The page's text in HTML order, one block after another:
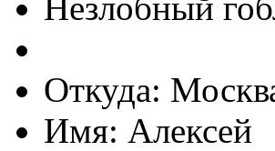
Откуда:
Имя: Алексей